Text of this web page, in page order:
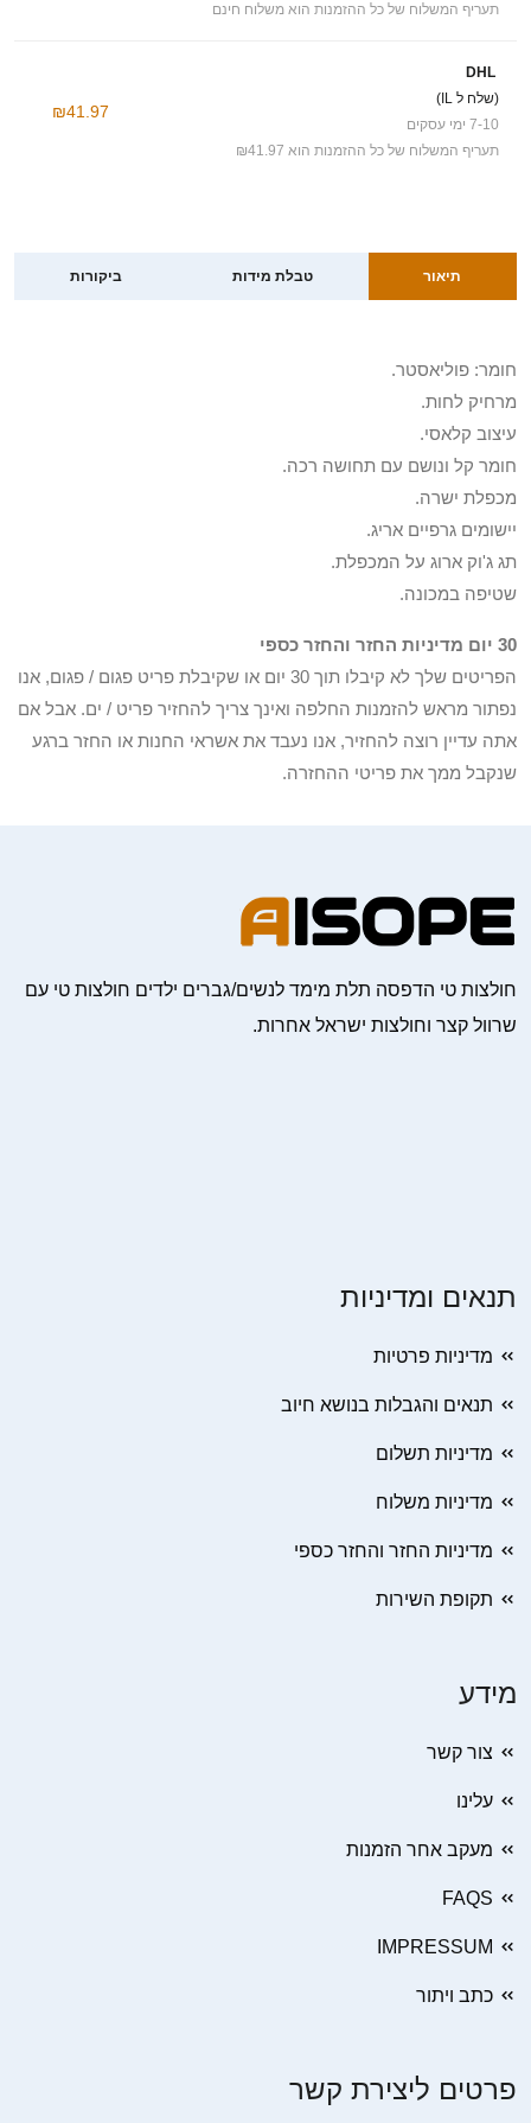
תעריף המשלוח של כל ההזמנות הוא משלוח חינם
DHL
(שלח ל IL)
7-10 ימי עסקים
תעריף המשלוח של כל ההזמנות הוא ₪41.97
₪41.97
תיאור טבלת מידות ביקורות
חומר: פוליאסטר.
מרחיק לחות.
עיצוב קלאסי.
חומר קל ונושם עם תחושה רכה.
מכפלת ישרה.
יישומים גרפיים אריג.
תג ג'וק ארוג על המכפלת.
שטיפה במכונה.
30 יום מדיניות החזר והחזר כספי
הפריטים שלך לא קיבלו תוך 30 יום או שקיבלת פריט פגום / פגום, אנו
נפתור מראש להזמנות החלפה ואינך צריך להחזיר פריט / ים. אבל אם
אתה עדיין רוצה להחזיר, אנו נעבד את אשראי החנות או החזר ברגע
שנקבל ממך את פריטי ההחזרה.
חולצות טי הדפסה תלת מימד לנשים/גברים ילדים חולצות טי עם
שרוול קצר וחולצות ישראל אחרות.
תנאים ומדיניות
מדיניות פרטיות
תנאים והגבלות בנושא חיוב
מדיניות תשלום
מדיניות משלוח
מדיניות החזר והחזר כספי
תקופת השירות
מידע
צור קשר
עלינו
מעקב אחר הזמנות
FAQS
IMPRESSUM
כתב ויתור
פרטים ליצירת קשר